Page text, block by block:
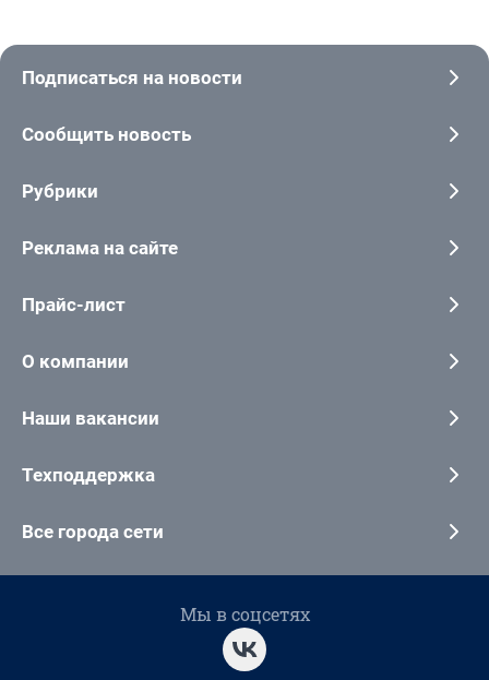
Подписаться на новости
Сообщить новость
Рубрики
Реклама на сайте
Прайс-лист
О компании
Наши вакансии
Техподдержка
Все города сети
Мы в соцсетях